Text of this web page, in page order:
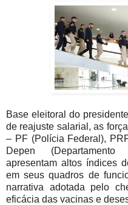
Base eleitoral do
de reajuste salarial, as
– PF (Polícia Federal),
Depen
apresentam altos índices
em seus quadros de
narrativa adotada pelo
eficácia das vacinas e